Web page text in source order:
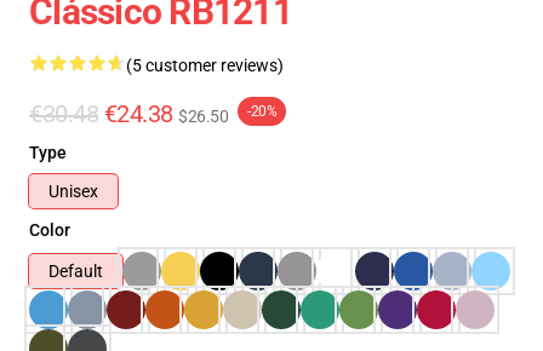
Clássico RB1211
(5 customer reviews)
€30.48 €24.38 $26.50 -20%
Type
Unisex
Color
Default